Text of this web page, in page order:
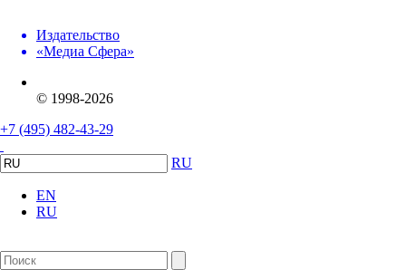
Издательство
«Медиа Сфера»
© 1998-2026
+7 (495) 482-43-29
RU
EN
RU